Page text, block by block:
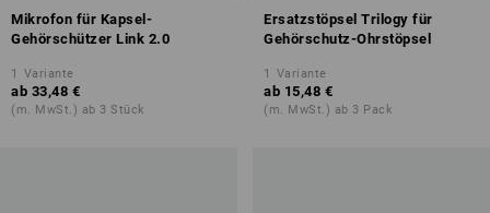
Mikrofon für Kapsel-
Gehörschützer Link 2.0
1 Variante
ab 33,48 €
(m. MwSt.) ab 3 Stück
Ersatzstöpsel Trilogy für
Gehörschutz-Ohrstöpsel
1 Variante
ab 15,48 €
(m. MwSt.) ab 3 Pack